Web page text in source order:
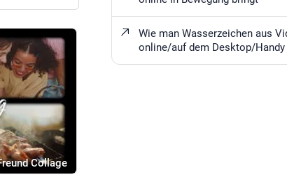
Collage
Wie man Wasserzeichen aus
online/auf dem Desktop/